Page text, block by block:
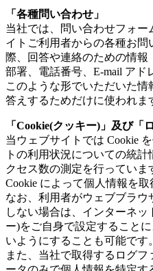
「各種問い合わせ」
当社では、問い合わせフォ
イトご利用者からの各種お
際、回答や連絡のための情
部署、電話番号、E-mail アド
このような形でいただいた
答えするためだけに使われま
「Cookie(クッキー)」及び「
当ウェブサイトでは Cookie
トの利用状況についての統
クセス数の測定を行っていま
Cookie によって個人情報を取
なお、利用者がウェブブラ
しない場合は、インターネ
ー)をご自身で設定すること
いようにすることも可能です。
また、当社で取得するログ